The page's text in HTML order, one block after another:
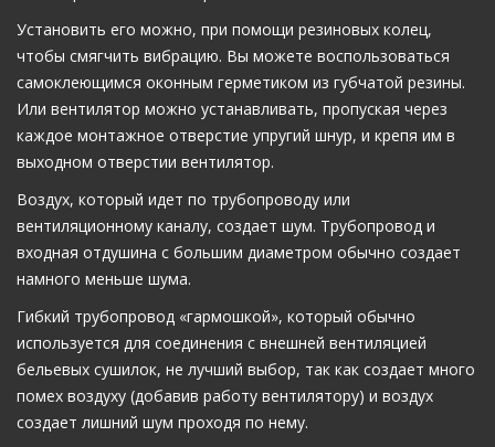
Установить его можно, при помощи резиновых колец,
чтобы смягчить вибрацию. Вы можете воспользоваться
самоклеющимся оконным герметиком из губчатой резины.
Или вентилятор можно устанавливать, пропуская через
каждое монтажное отверстие упругий шнур, и крепя им в
выходном отверстии вентилятор.
Воздух, который идет по трубопроводу или
вентиляционному каналу, создает шум. Трубопровод и
входная отдушина с большим диаметром обычно создает
намного меньше шума.
Гибкий трубопровод «гармошкой», который обычно
используется для соединения с внешней вентиляцией
бельевых сушилок, не лучший выбор, так как создает много
помех воздуху (добавив работу вентилятору) и воздух
создает лишний шум проходя по нему.